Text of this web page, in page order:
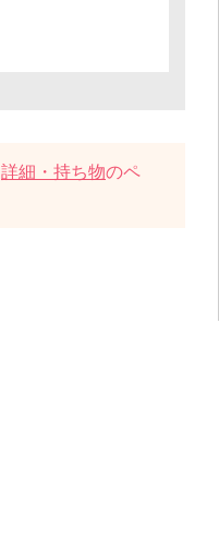
詳細・持ち物のペ